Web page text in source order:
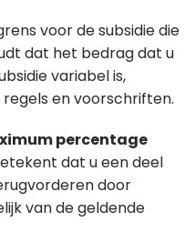
voor de subsidie die
dat het bedrag dat u
variabel is,
en voorschriften.
percentage
dat u een deel
door
van de geldende